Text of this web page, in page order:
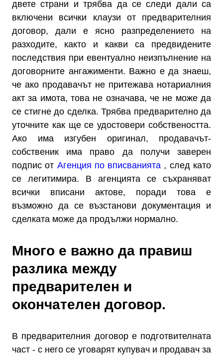
двете страни и трябва да се следи дали са
включени всички клаузи от предварителния
договор, дали е ясно разпределението на
разходите, както и какви са предвидените
последствия при евентуално неизпълнение на
договорните ангажименти. Важно е да знаеш,
че ако продавачът не притежава нотариалния
акт за имота, това не означава, че не може да
се стигне до сделка. Трябва предварително да
уточните как ще се удостовери собствеността.
Ако има изгубен оригинал, продавачът-
собственик има право да получи заверен
подпис от Агенция по вписванията , след като
се легитимира. В агенцията се съхраняват
всички вписани актове, поради това е
възможно да се възстанови документация и
сделката може да продължи нормално.
Много е важно да правиш
разлика между
предварителен и
окончателен договор.
В предварителния договор е подготвителната
част - с него се уговарят купувач и продавач за